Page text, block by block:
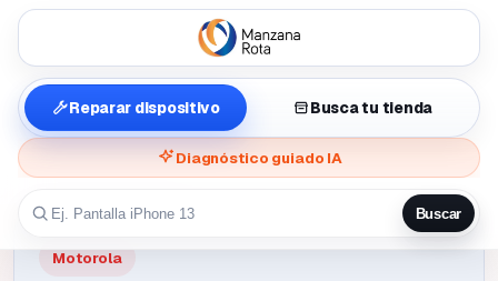
Reparar dispositivo Busca tu tienda
Diagnóstico guiado IA
Buscar
Motorola